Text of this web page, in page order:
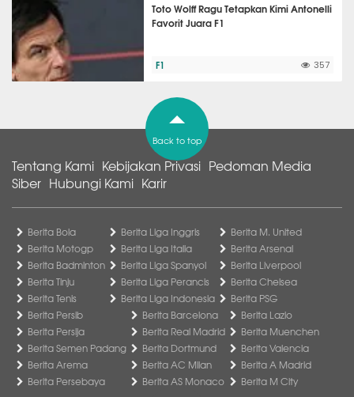
Toto Wolff Ragu Tetapkan Kimi Antonelli
Favorit Juara F1
F1 357
Back to top
Tentang Kami Kebijakan Privasi Pedoman Media
Siber Hubungi Kami Karir
Berita Bola
Berita Motogp
Berita Badminton
Berita Tinju
Berita Tenis
Berita Liga Inggris
Berita Liga Italia
Berita Liga Spanyol
Berita Liga Perancis
Berita Liga Indonesia
Berita M. United
Berita Arsenal
Berita Liverpool
Berita Chelsea
Berita PSG
Berita Persib
Berita Persija
Berita Semen Padang
Berita Arema
Berita Persebaya
Berita Barcelona
Berita Real Madrid
Berita Dortmund
Berita AC Milan
Berita AS Monaco
Berita Lazio
Berita Muenchen
Berita Valencia
Berita A Madrid
Berita M City